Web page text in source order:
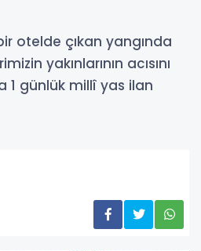
otelde çıkan yangında
yakınlarının acısını
1 günlük millî yas ilan